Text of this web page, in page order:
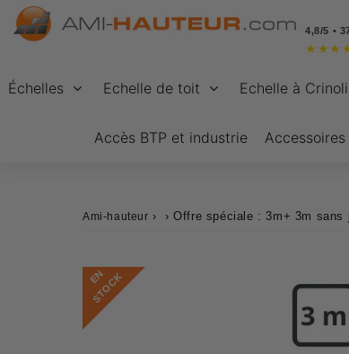
4,8/5 •
★ ★ ★
Échelles Echelle de toit Echelle à
Accès BTP et industrie
Ami-hauteur › › Offre spéciale : 3m+ 3m sans
E
N
S
T
O
C
K